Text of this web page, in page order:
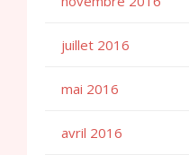
juillet 2016
mai 2016
avril 2016